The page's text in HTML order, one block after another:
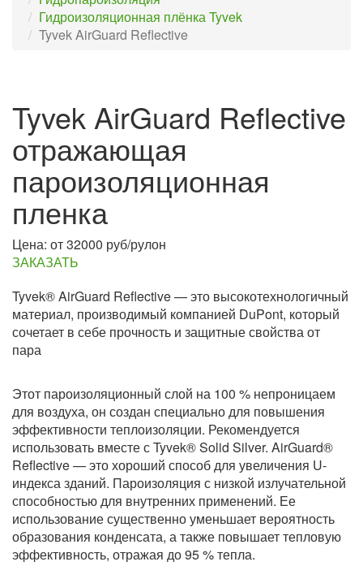
Гидроизоляционная плёнка Tyvek
Tyvek AirGuard Reflective
Tyvek AirGuard Reflective
отражающая
пароизоляционная
пленка
Цена: от 32000 руб/рулон
ЗАКАЗАТЬ
Tyvek® AirGuard Reflective — это высокотехнологичный
материал, производимый компанией DuPont, который
сочетает в себе прочность и защитные свойства от
пара
Этот пароизоляционный слой на 100 % непроницаем
для воздуха, он создан специально для повышения
эффективности теплоизоляции. Рекомендуется
использовать вместе с Tyvek® Solid Silver. AirGuard®
Reflective — это хороший способ для увеличения U-
индекса зданий. Пароизоляция с низкой излучательной
способностью для внутренних применений. Ее
использование существенно уменьшает вероятность
образования конденсата, а также повышает тепловую
эффективность, отражая до 95 % тепла.